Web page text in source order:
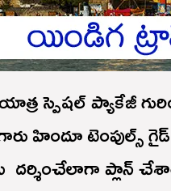
స్పెషల్ ప్యాకేజీ
హిందూ టెంపుల్స్
దర్శించేలాగా ప్లాన్